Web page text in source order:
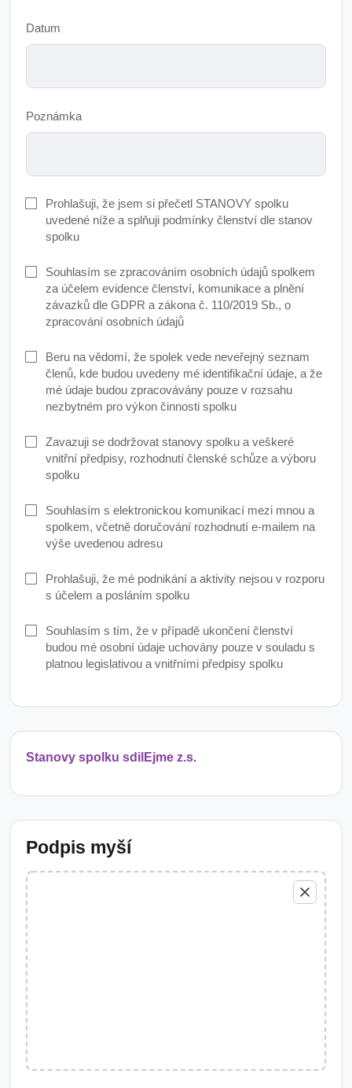
Datum
Poznámka
Prohlašuji, že jsem si přečetl STANOVY spolku
uvedené níže a splňuji podmínky členství dle stanov
spolku
Souhlasím se zpracováním osobních údajů spolkem
za účelem evidence členství, komunikace a plnění
závazků dle GDPR a zákona č. 110/2019 Sb., o
zpracování osobních údajů
Beru na vědomí, že spolek vede neveřejný seznam
členů, kde budou uvedeny mé identifikační údaje, a že
mé údaje budou zpracovávány pouze v rozsahu
nezbytném pro výkon činnosti spolku
Zavazuji se dodržovat stanovy spolku a veškeré
vnitřní předpisy, rozhodnutí členské schůze a výboru
spolku
Souhlasím s elektronickou komunikací mezi mnou a
spolkem, včetně doručování rozhodnutí e-mailem na
výše uvedenou adresu
Prohlašuji, že mé podnikání a aktivity nejsou v rozporu
s účelem a posláním spolku
Souhlasím s tím, že v případě ukončení členství
budou mé osobní údaje uchovány pouze v souladu s
platnou legislativou a vnitřními předpisy spolku
Stanovy spolku sdilEjme z.s.
Podpis myší